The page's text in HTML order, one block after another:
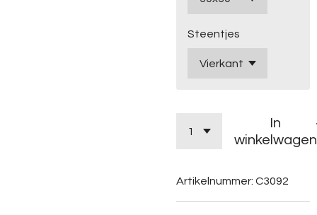
Steentjes
In
winkelwagen
Artikelnummer: C3092